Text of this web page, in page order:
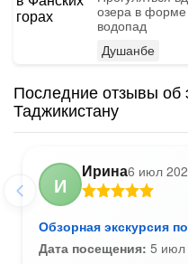
озера в форме
водопад
Душанбе
Последние отзывы об
Таджикистану
И
Ирина6 июл
Обзорная экскурсия
Дата посещения: 5 июл